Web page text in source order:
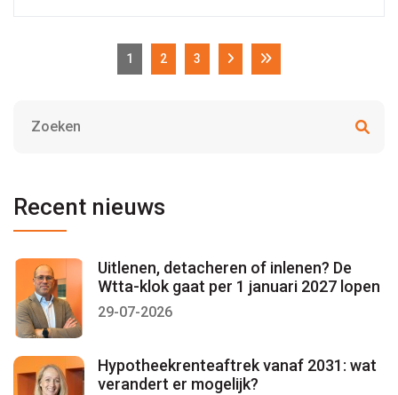
1 2 3
Recent nieuws
Uitlenen, detacheren of inlenen? De
Wtta-klok gaat per 1 januari 2027 lopen
29-07-2026
Hypotheekrenteaftrek vanaf 2031: wat
verandert er mogelijk?